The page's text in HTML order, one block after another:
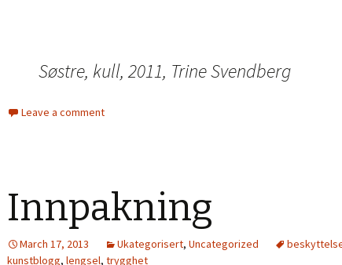
Søstre, kull, 2011, Trine Svendberg
Leave a comment
Innpakning
March 17, 2013 Ukategorisert, Uncategorized
kunstblogg, lengsel, trygghet